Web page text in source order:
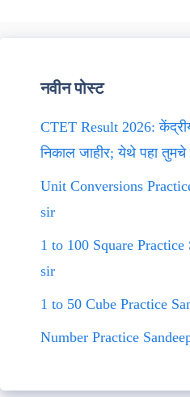
नवीन पोस्ट
CTET Result 2026: केंद्रीय
निकाल जाहीर; येथे पहा तुमचे
Unit Conversions
sir
1 to 100 Square Practice
sir
1 to 50 Cube Practice
Number Practice